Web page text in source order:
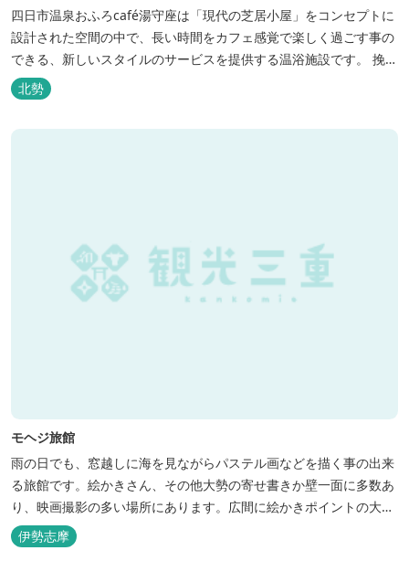
四日市温泉おふろcafé湯守座は「現代の芝居小屋」をコンセプトに
設計された空間の中で、長い時間をカフェ感覚で楽しく過ごす事の
できる、新しいスタイルのサービスを提供する温浴施設です。 挽き
たてコーヒーやコミック、雑誌、マッサージチェア、Wi-Fiを無料
でご利用いただけます。
北勢
モヘジ旅館
雨の日でも、窓越しに海を見ながらパステル画などを描く事の出来
る旅館です。絵かきさん、その他大勢の寄せ書きか壁一面に多数あ
り、映画撮影の多い場所にあります。広間に絵かきポイントの大地
図がありますので合宿の際などの打ち合わせも行えます。
伊勢志摩